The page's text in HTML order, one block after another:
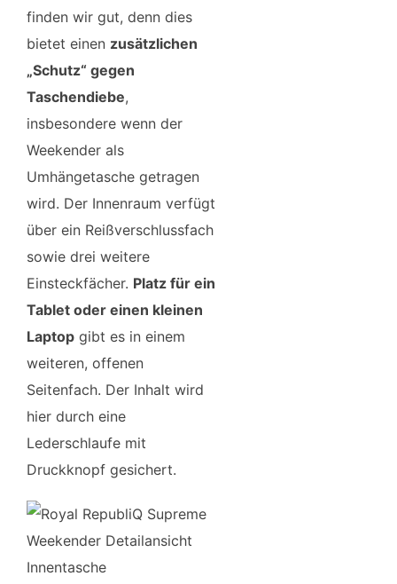
finden wir gut, denn dies
bietet einen zusätzlichen
„Schutz“ gegen
Taschendiebe,
insbesondere wenn der
Weekender als
Umhängetasche getragen
wird. Der Innenraum verfügt
über ein Reißverschlussfach
sowie drei weitere
Einsteckfächer. Platz für ein
Tablet oder einen kleinen
Laptop gibt es in einem
weiteren, offenen
Seitenfach. Der Inhalt wird
hier durch eine
Lederschlaufe mit
Druckknopf gesichert.